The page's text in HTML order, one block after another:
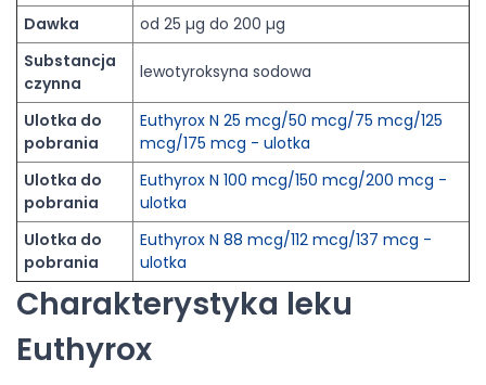
Dawka
od 25 µg do 200 µg
Substancja
czynna
lewotyroksyna sodowa
Ulotka do
pobrania
Euthyrox N 25 mcg/50 mcg/75 mcg/125
mcg/175 mcg - ulotka
Ulotka do
pobrania
Euthyrox N 100 mcg/150 mcg/200 mcg -
ulotka
Ulotka do
pobrania
Euthyrox N 88 mcg/112 mcg/137 mcg -
ulotka
Charakterystyka leku
Euthyrox